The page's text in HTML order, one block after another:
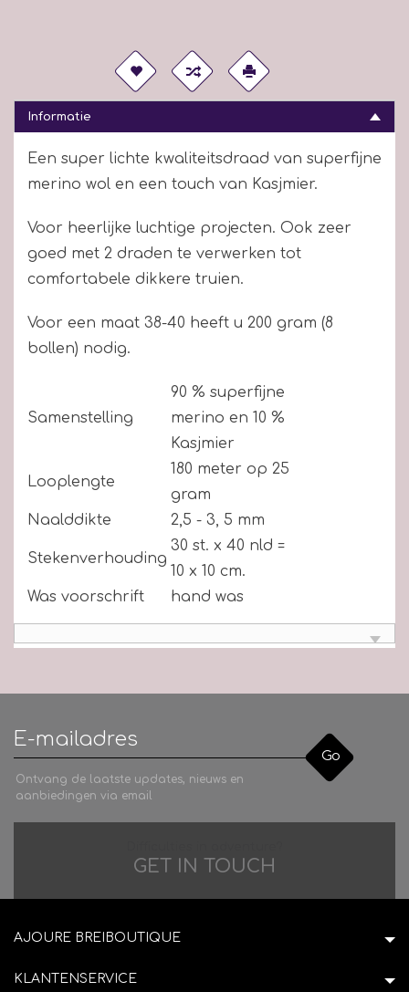
Informatie
Een super lichte kwaliteitsdraad van superfijne
merino wol en een touch van Kasjmier.
Voor heerlijke luchtige projecten. Ook zeer
goed met 2 draden te verwerken tot
comfortabele dikkere truien.
Voor een maat 38-40 heeft u 200 gram (8
bollen) nodig.
Samenstelling
90 % superfijne
merino en 10 %
Kasjmier
Looplengte
180 meter op 25
gram
Naalddikte
2,5 - 3, 5 mm
Stekenverhouding
30 st. x 40 nld =
10 x 10 cm.
Was voorschrift
hand was
Go
Ontvang de laatste updates, nieuws en
aanbiedingen via email
GET IN TOUCH
AJOURE BREIBOUTIQUE
KLANTENSERVICE